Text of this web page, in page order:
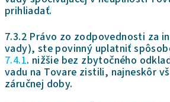
prihliadať.
7.3.2 Právo zo zodpovednosti za
vady), ste povinný uplatniť
7.4.1. nižšie bez zbytočného
vadu na Tovare zistili, najneskôr
záručnej doby.